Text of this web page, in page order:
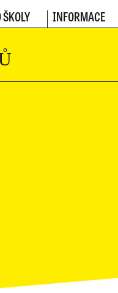
ŠKOLY INFORMACE